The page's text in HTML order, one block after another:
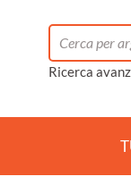
Ricerca